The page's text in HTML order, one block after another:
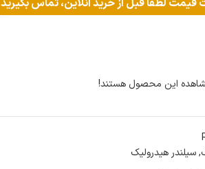
این محصول هستند!
,سیلندر هیدرولیک